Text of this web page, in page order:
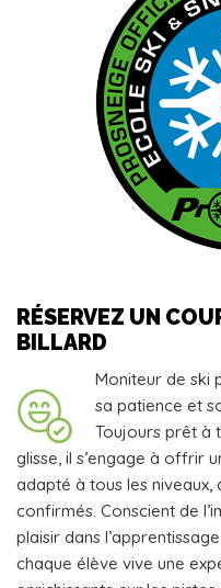
RÉSERVEZ UN
BILLARD
Moniteur de ski
sa patience et
Toujours prêt à
glisse, il s’engage à offrir
adapté à tous les niveaux,
confirmés. Conscient de
plaisir dans
chaque élève vive une